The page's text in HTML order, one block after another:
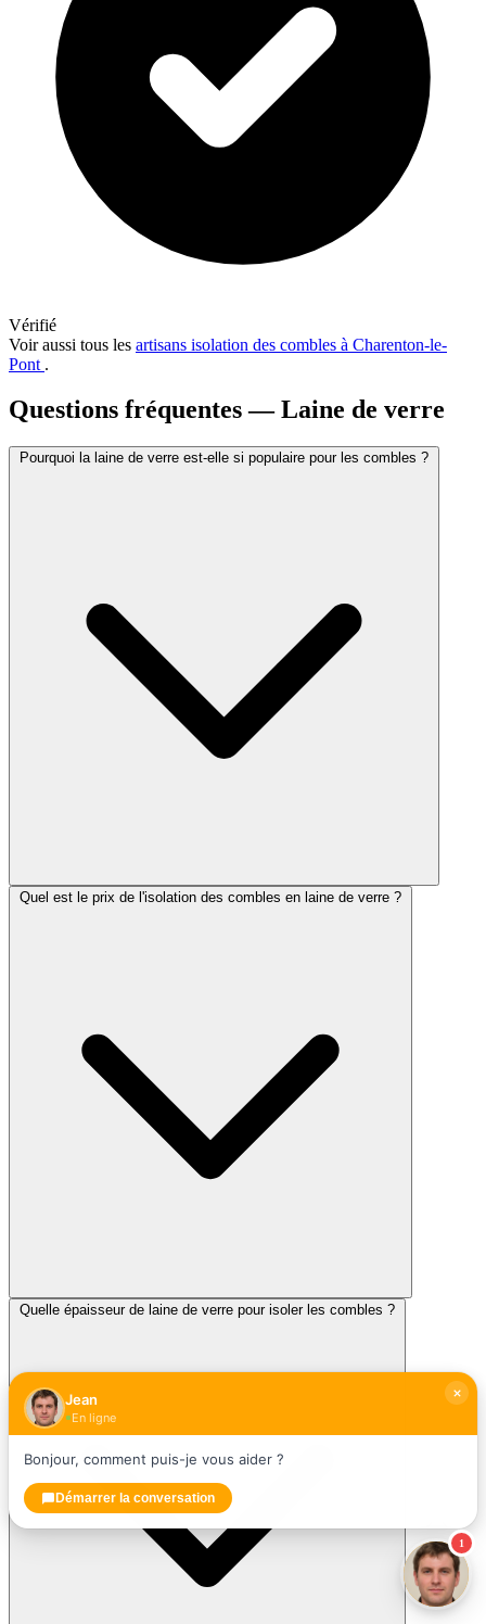
Vérifié
Voir aussi tous les artisans isolation des combles à Charenton-le-
Pont .
Questions fréquentes — Laine de verre
Pourquoi la laine de verre est-elle si populaire pour les combles ?
Quel est le prix de l'isolation des combles en laine de verre ?
Quelle épaisseur de laine de verre pour isoler les combles ?
1
Jean
En ligne
Bonjour, comment puis-je vous aider ?
Démarrer la conversation